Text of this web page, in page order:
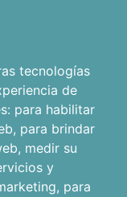
tecnologías
de
para habilitar
, para brindar
, medir su
y
, para